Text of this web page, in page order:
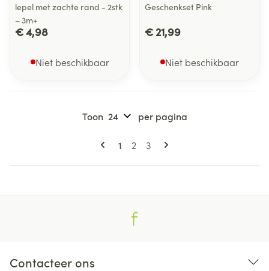
lepel met zachte rand - 2stk
– 3m+
€ 4,98
Niet beschikbaar
Geschenkset Pink
€ 21,99
Niet beschikbaar
Pagina's
U lees momenteel pagina
1 Pagina
2 Pagina
3
Toon per pagina
Contacteer ons